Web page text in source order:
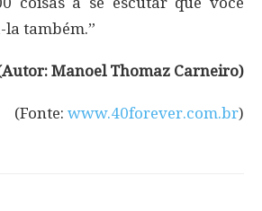
la também.”
Manoel Thomaz Carneiro)
(Fonte: www.40forever.com.br)